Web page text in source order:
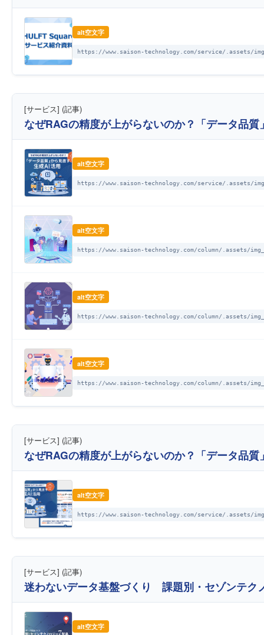
alt空文字
https://www.saison-technology.com/service/.assets/
[サービス] (記事)
なぜRAGの精度が上がらないのか？「データ品
alt空文字
https://www.saison-technology.com/service/.assets/
alt空文字
https://www.saison-technology.com/column/.assets/
alt空文字
https://www.saison-technology.com/column/.assets/
alt空文字
https://www.saison-technology.com/column/.assets/
[サービス] (記事)
なぜRAGの精度が上がらないのか？「データ品
alt空文字
https://www.saison-technology.com/service/.assets/
[サービス] (記事)
迷わないデータ基盤づくり 課題別・セゾンテク
alt空文字